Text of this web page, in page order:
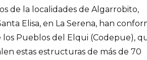
de la localidades de Algarrobito,
Elisa, en La Serena, han
los Pueblos del Elqui (Codepue),
estas estructuras de más de 70